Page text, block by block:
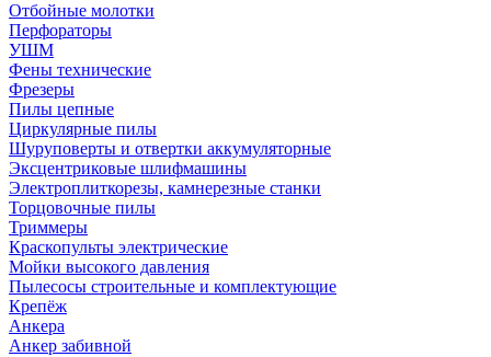
Отбойные молотки
Перфораторы
УШМ
Фены технические
Фрезеры
Пилы цепные
Циркулярные пилы
Шуруповерты и отвертки аккумуляторные
Эксцентриковые шлифмашины
Электроплиткорезы, камнерезные станки
Торцовочные пилы
Триммеры
Краскопульты электрические
Мойки высокого давления
Пылесосы строительные и комплектующие
Крепёж
Анкера
Анкер забивной